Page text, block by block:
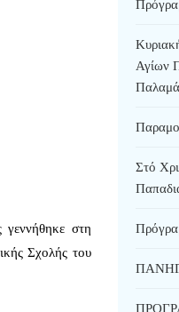
στη
Σχολής του
Αγίων
Στό